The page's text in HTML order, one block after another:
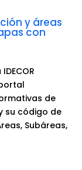
y áreas
con
de
su código de
Subáreas,